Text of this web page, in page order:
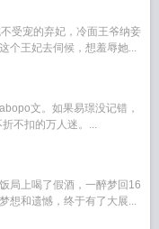
受宠的弃妃，冷面王爷纳妾
个王妃去伺候，想羞辱她...
文。如果易璟没记错，
不扣的万人迷。...
局上喝了假酒，一醉梦回16
想和遗憾，终于有了大展...